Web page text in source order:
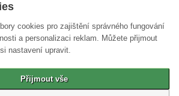
cookies pro zajištění správného fungování
a personalizaci reklam. Můžete přijmout
nastavení upravit.
Přijmout vše
Doprava zdarma Osobní odběr zdarma
Klasická verze stránek
2006 - 2026 GIGACOMPUTER a.s.